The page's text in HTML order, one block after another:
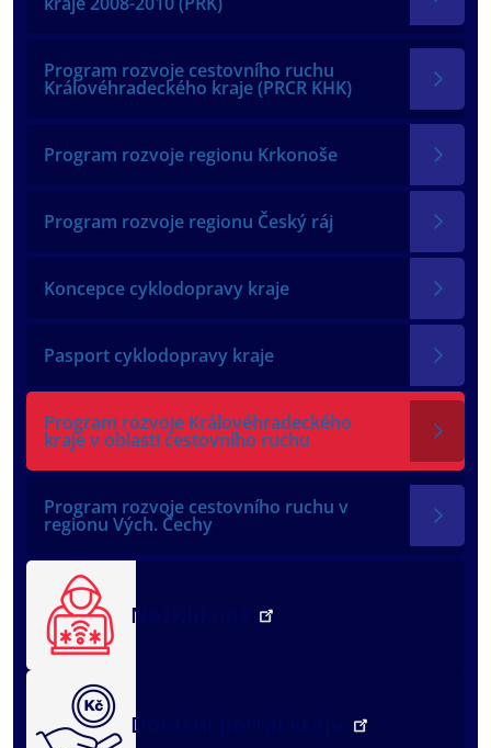
Program rozvoje cestovního ruchu
Královéhradeckého kraje (PRCR KHK)
Program rozvoje regionu Krkonoše
Program rozvoje regionu Český ráj
Koncepce cyklodopravy kraje
Pasport cyklodopravy kraje
Program rozvoje Královéhradeckého
kraje v oblasti cestovního ruchu
Program rozvoje cestovního ruchu v
regionu Vých. Čechy
NežKlikneš
Dotační portál kraje